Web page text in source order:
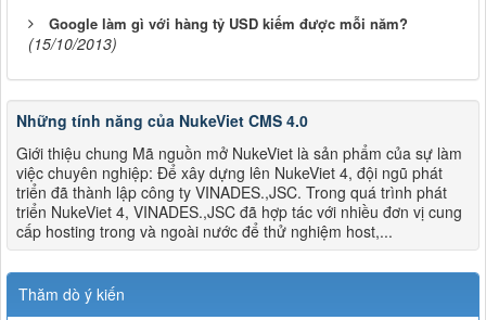
Google làm gì với hàng tỷ USD kiếm được mỗi năm?
(15/10/2013)
Những tính năng của NukeViet CMS 4.0
Giới thiệu chung Mã nguồn mở NukeViet là sản phẩm của sự làm
việc chuyên nghiệp: Để xây dựng lên NukeViet 4, đội ngũ phát
triển đã thành lập công ty VINADES.,JSC. Trong quá trình phát
triển NukeViet 4, VINADES.,JSC đã hợp tác với nhiều đơn vị cung
cấp hosting trong và ngoài nước để thử nghiệm host,...
Thăm dò ý kiến